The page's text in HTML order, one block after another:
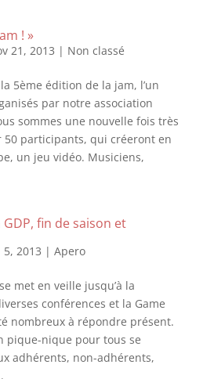
! »
21, 2013 | Non classé
5ème édition de la jam, l’un
par notre association
sommes une nouvelle fois très
50 participants, qui créeront en
un jeu vidéo. Musiciens,
fin de saison et
5, 2013 | Apero
met en veille jusqu’à la
conférences et la Game
nombreux à répondre présent.
pique-nique pour tous se
adhérents, non-adhérents,